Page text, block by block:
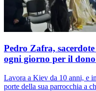
Pedro Zafra,
ogni giorno per il
Lavora a Kiev da 10 anni, e
porte della sua parrocchia a